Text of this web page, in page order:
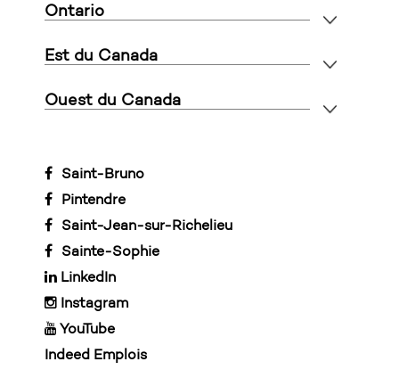
Ontario
Est du Canada
Ouest du Canada
Saint-Bruno
Pintendre
Saint-Jean-sur-Richelieu
Sainte-Sophie
LinkedIn
Instagram
YouTube
Indeed Emplois